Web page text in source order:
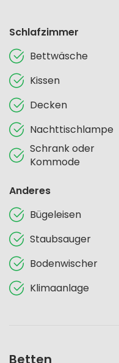
Schlafzimmer
Bettwäsche
Kissen
Decken
Nachttischlampe
Schrank oder
Kommode
Anderes
Bügeleisen
Staubsauger
Bodenwischer
Klimaanlage
Betten